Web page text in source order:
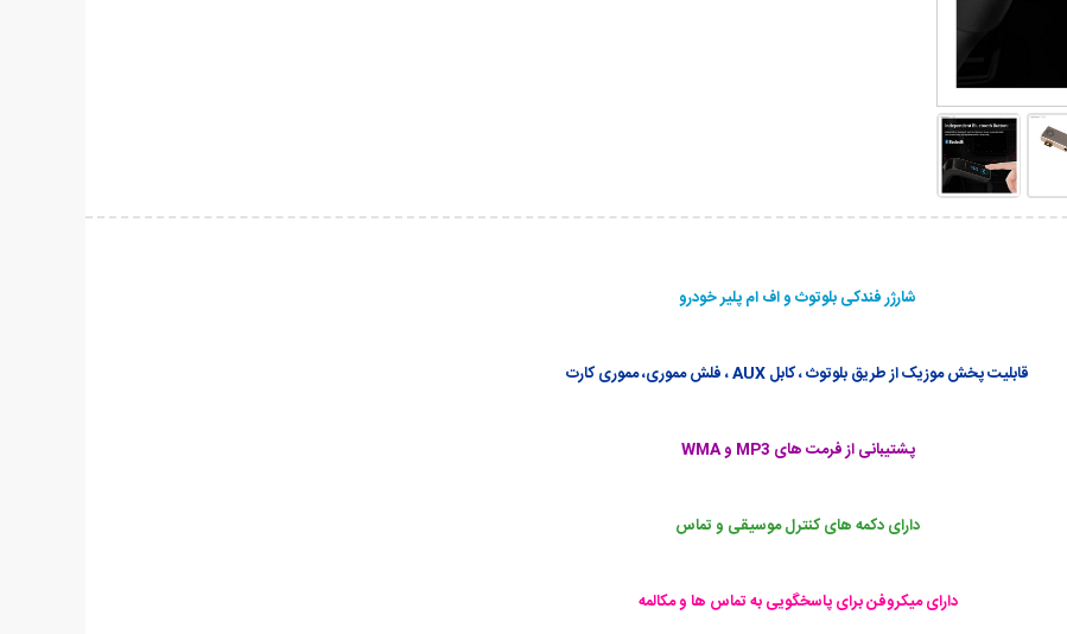
شارژر فندکی بلوتوث و اف ام پلیر خودرو
قابلیت پخش موزیک از طریق بلوتوث ، کابل AUX ، فلش مموری، مموری کارت
پشتیبانی از فرمت های MP3 و WMA
دارای دکمه های کنترل موسیقی و تماس
دارای میکروفن برای پاسخگویی به تماس ها و مکالمه